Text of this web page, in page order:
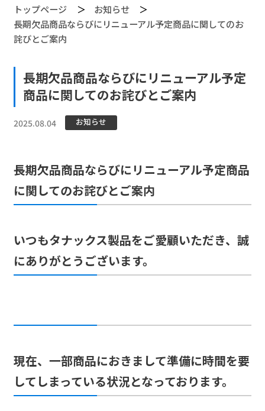
トップページ
お知らせ
長期欠品商品ならびにリニューアル予定商品に関してのお
詫びとご案内
長期欠品商品ならびにリニューアル予定
商品に関してのお詫びとご案内
2025.08.04 お知らせ
長期欠品商品ならびにリニューアル予定商品
に関してのお詫びとご案内
いつもタナックス製品をご愛顧いただき、誠
にありがとうございます。
現在、一部商品におきまして準備に時間を要
してしまっている状況となっております。